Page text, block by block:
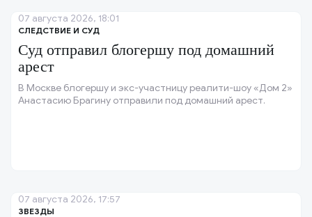
СЛЕДСТВИЕ И СУД
Суд отправил блогершу под домашний
арест
В Москве блогершу и экс-участницу реалити-шоу «Дом 2»
Анастасию Брагину отправили под домашний арест.
07 августа 2026, 18:01
ЗВЕЗДЫ
07 августа 2026, 17:57